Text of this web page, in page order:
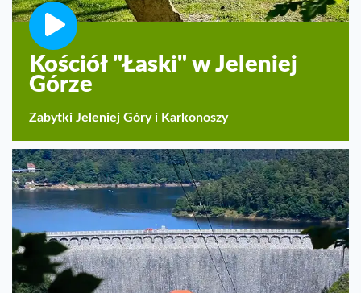
Kościół "Łaski" w Jeleniej
Górze
Zabytki Jeleniej Góry i Karkonoszy